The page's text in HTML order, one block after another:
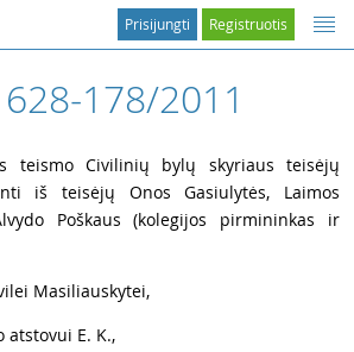
Registruotis
Prisijungti
178/2011
teismo Civilinių bylų skyriaus teisėjų
iš teisėjų Onos Gasiulytės, Laimos
Poškaus (kolegijos pirmininkas ir
Masiliauskytei,
atstovui E. K.,